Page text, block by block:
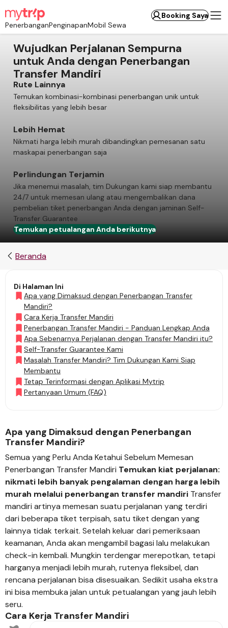
PenerbanganPenginapanMobil Sewa
Booking Saya
Wujudkan Perjalanan Sempurna
untuk Anda dengan Penerbangan
Transfer Mandiri
Rute Lainnya
Temukan kombinasi-kombinasi penerbangan unik untuk
fleksibilitas yang lebih besar
Lebih Hemat
Nikmati harga lebih murah dibandingkan pemesanan satu
maskapai penerbangan saja
Perlindungan Terjamin
Jika menemui masalah, tim Dukungan kami siap membantu
24/7 untuk memesan ulang atau mengembalikan dana
pembelian tiket penerbangan Anda dengan jaminan Self-
Transfer Guarantee
Temukan petualangan Anda berikutnya
Beranda
Di Halaman Ini
Apa yang Dimaksud dengan Penerbangan Transfer
Mandiri?
Cara Kerja Transfer Mandiri
Penerbangan Transfer Mandiri - Panduan Lengkap Anda
Apa Sebenarnya Perjalanan dengan Transfer Mandiri itu?
Self-Transfer Guarantee Kami
Masalah Transfer Mandiri? Tim Dukungan Kami Siap
Membantu
Tetap Terinformasi dengan Aplikasi Mytrip
Pertanyaan Umum (FAQ)
Apa yang Dimaksud dengan Penerbangan
Transfer Mandiri?
Semua yang Perlu Anda Ketahui Sebelum Memesan
Penerbangan Transfer Mandiri Temukan kiat perjalanan:
nikmati lebih banyak pengalaman dengan harga lebih
murah melalui penerbangan transfer mandiri Transfer
mandiri artinya memesan suatu perjalanan yang terdiri
dari beberapa tiket terpisah, satu tiket dengan yang
lainnya tidak terkait. Setelah keluar dari pemeriksaan
keamanan, Anda akan mengambil bagasi lalu melakukan
check-in kembali. Mungkin terdengar merepotkan, tetapi
harganya menjadi lebih murah, rutenya fleksibel, dan
rencana perjalanan bisa disesuaikan. Sedikit usaha ekstra
ini bisa membuka jalan untuk petualangan yang jauh lebih
seru.
Cara Kerja Transfer Mandiri